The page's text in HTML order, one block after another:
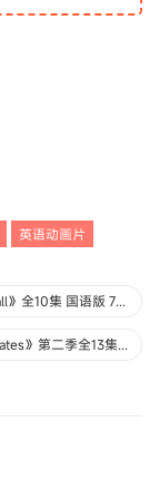
英语动画片
上一篇：美国动画片《花园墙外 Over the garden wall》全10集 国语版 720P/MP4/622M 动画片花园墙外下载
下一篇：意大利动画片《怪物与海盗 Monsters & Pirates》第二季全13集 英语中字 1080P/MP4/3.5G 动画片下载